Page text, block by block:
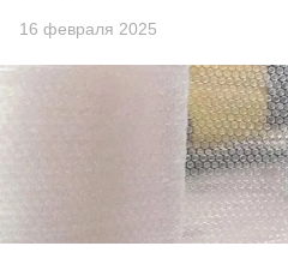
16 февраля 2025